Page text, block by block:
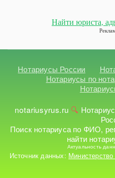
Найти юриста,
Нотариусы России
Нотариусы по
notariusyrus.ru
Поиск нотариуса по ФИО,
найти
Актуальность
Источник данных: